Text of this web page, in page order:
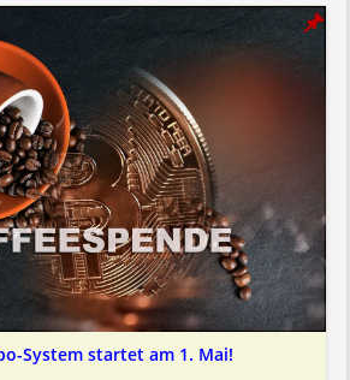
System startet am 1. Mai!